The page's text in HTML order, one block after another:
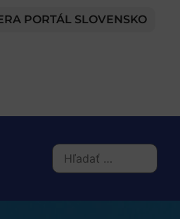
PORTÁL SLOVENSKO